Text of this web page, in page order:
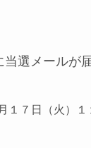
選メールが
１７日（火）